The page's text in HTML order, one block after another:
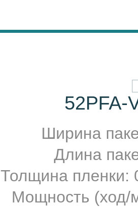
52PFA-
Ширина
Длина
Толщина пленки:
Мощность (ход/